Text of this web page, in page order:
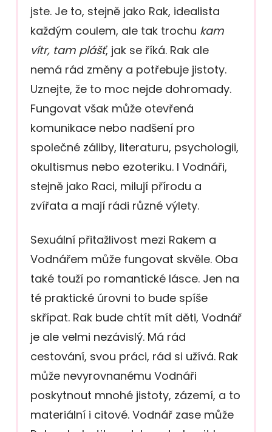
jste. Je to, stejně jako Rak, idealista
každým coulem, ale tak trochu kam
vítr, tam plášť, jak se říká. Rak ale
nemá rád změny a potřebuje jistoty.
Uznejte, že to moc nejde dohromady.
Fungovat však může otevřená
komunikace nebo nadšení pro
společné záliby, literaturu, psychologii,
okultismus nebo ezoteriku. I Vodnáři,
stejně jako Raci, milují přírodu a
zvířata a mají rádi různé výlety.
Sexuální přitažlivost mezi Rakem a
Vodnářem může fungovat skvěle. Oba
také touží po romantické lásce. Jen na
té praktické úrovni to bude spíše
skřípat. Rak bude chtít mít děti, Vodnář
je ale velmi nezávislý. Má rád
cestování, svou práci, rád si užívá. Rak
může nevyrovnanému Vodnáři
poskytnout mnohé jistoty, zázemí, a to
materiální i citové. Vodnář zase může